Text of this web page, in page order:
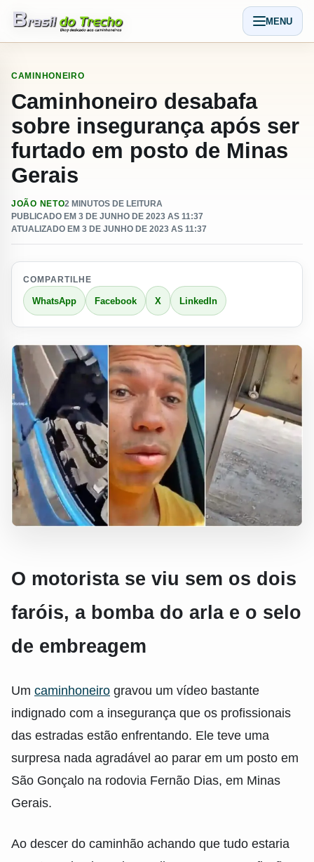
Abrir
MENU
CAMINHONEIRO
Caminhoneiro desabafa
sobre insegurança após ser
furtado em posto de Minas
Gerais
JOÃO NETO2 MINUTOS DE LEITURA
PUBLICADO EM 3 DE JUNHO DE 2023 AS 11:37
ATUALIZADO EM 3 DE JUNHO DE 2023 AS 11:37
COMPARTILHE
WhatsApp Facebook X LinkedIn
O motorista se viu sem os dois
faróis, a bomba do arla e o selo
de embreagem
Um caminhoneiro gravou um vídeo bastante
indignado com a insegurança que os profissionais
das estradas estão enfrentando. Ele teve uma
surpresa nada agradável ao parar em um posto em
São Gonçalo na rodovia Fernão Dias, em Minas
Gerais.
Ao descer do caminhão achando que tudo estaria